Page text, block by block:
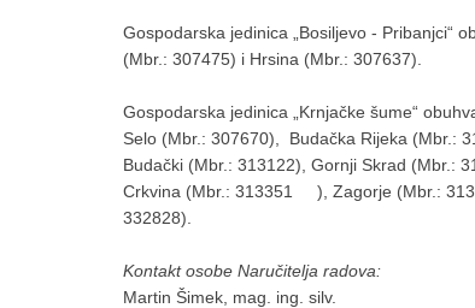
Gospodarska jedinica „Bosiljevo - Pribanjci“
(Mbr.: 307475) i Hrsina (Mbr.: 307637).
Gospodarska jedinica „Krnjačke šume“
Selo (Mbr.: 307670), Budačka Rijeka (Mbr.:
Budački (Mbr.: 313122), Gornji Skrad (Mbr.:
Crkvina (Mbr.: 313351 ), Zagorje (Mbr.:
332828).
Kontakt osobe Naručitelja radova:
Martin Šimek, mag. ing. silv.